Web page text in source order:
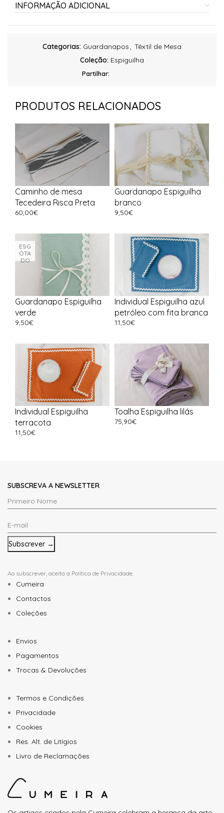
INFORMAÇÃO ADICIONAL
Categorias: Guardanapos, Têxtil de Mesa
Coleção: Espiguilha
Partilhar:
PRODUTOS RELACIONADOS
Caminho de mesa
Tecedeira Risca Preta
60,00€
Guardanapo Espiguilha
branco
9,50€
ESG
OTA
DO
Guardanapo Espiguilha
verde
9,50€
Individual Espiguilha azul
petróleo com fita branca
11,50€
Individual Espiguilha
terracota
11,50€
Toalha Espiguilha lilás
75,90€
SUBSCREVA A NEWSLETTER
Primeiro
Nome
*
E-
mail
*
Ao subscrever, aceita a Política de Privacidade
Cumeira
Contactos
Coleções
Envios
Pagamentos
Trocas & Devoluções
Termos e Condições
Privacidade
Cookies
Res. Alt. de Litígios
Livro de Reclamações